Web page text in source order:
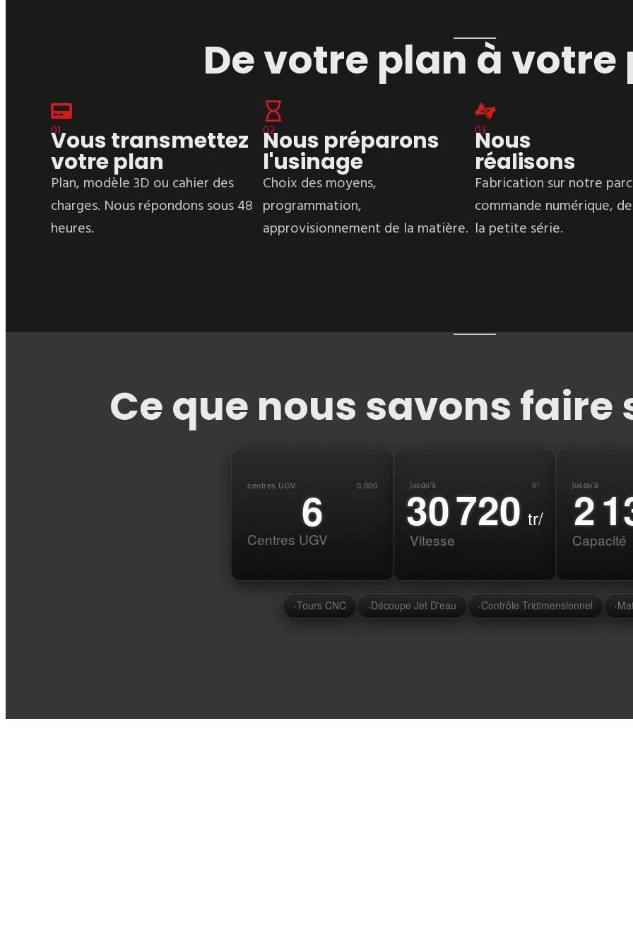
De votre plan à votre
01
Vous transmettez
votre plan
Plan, modèle 3D ou cahier des
charges. Nous répondons sous 48
heures.
02
Nous préparons
l'usinage
Choix des moyens,
programmation,
approvisionnement de la matière.
03
Nous
réalisons
Fabrication sur notre
commande numérique,
la petite série.
Ce que nous savons faire
centres UGV 0.000
7
Centres UGV
jusqu'à tr/
36 000 tr/
Vitesse
jusqu'à
2
Capacité
·Tours CNC ·Découpe Jet D'eau ·Contrôle Tridimensionnel ·